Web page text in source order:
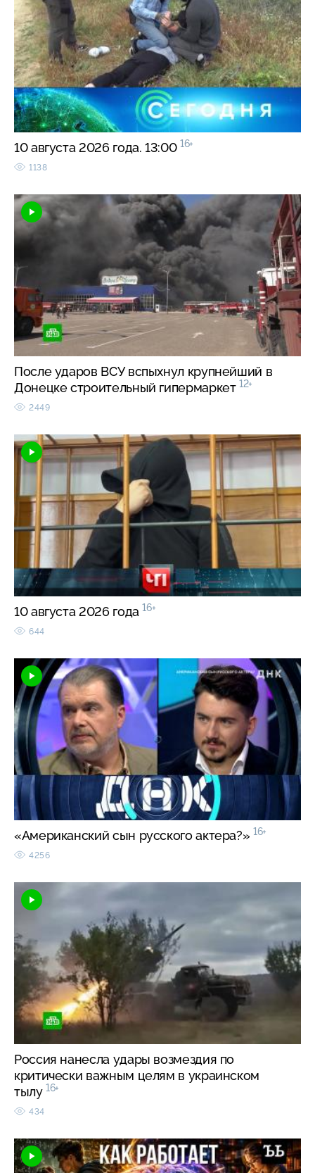
10 августа 2026 года. 13:00 16+
1138
После ударов ВСУ вспыхнул крупнейший в
Донецке строительный гипермаркет 12+
2449
10 августа 2026 года 16+
644
«Американский сын русского актера?» 16+
4256
Россия нанесла удары возмездия по
критически важным целям в украинском
тылу 16+
434